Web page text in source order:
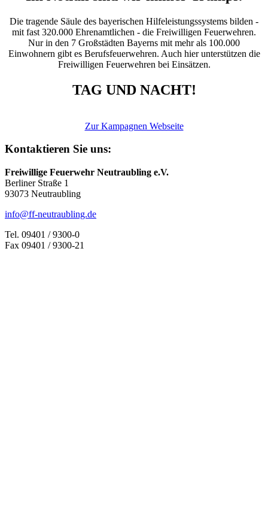
Die tragende Säule des bayerischen Hilfeleistungssystems bilden -
mit fast 320.000 Ehrenamtlichen - die Freiwilligen Feuerwehren.
Nur in den 7 Großstädten Bayerns mit mehr als 100.000
Einwohnern gibt es Berufsfeuerwehren. Auch hier unterstützen die
Freiwilligen Feuerwehren bei Einsätzen.
TAG UND NACHT!
Zur Kampagnen Webseite
Kontaktieren Sie uns:
Freiwillige Feuerwehr Neutraubling e.V.
Berliner Straße 1
93073 Neutraubling
info@ff-neutraubling.de
Tel. 09401 / 9300-0
Fax 09401 / 9300-21